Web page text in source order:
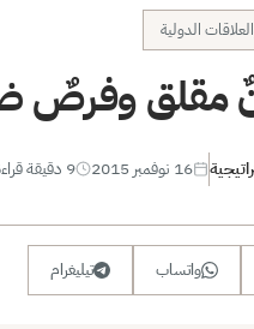
الدولية
مقلق وفرصٌ
16 نوفمبر 2015 9 دقيقة قراءة
واتساب تيليغرام